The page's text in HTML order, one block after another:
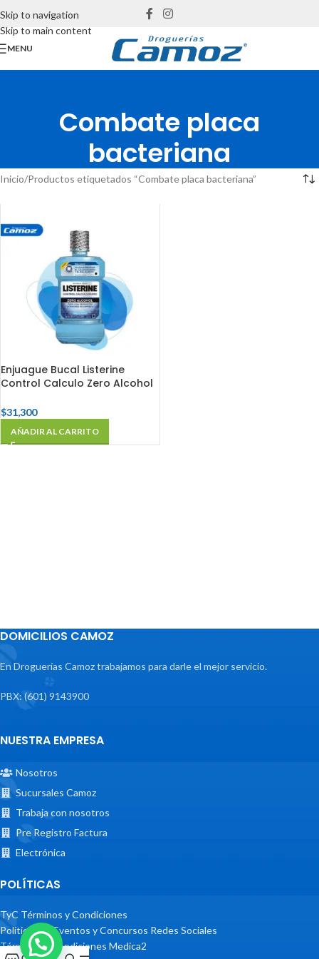
Skip to navigation
Skip to main content
MENU
Combate placa
bacteriana
Inicio Productos etiquetados “Combate placa bacteriana”
Enjuague Bucal Listerine
Control Calculo Zero Alcohol
$31,300
AÑADIR AL CARRITO
DOMICILIOS CAMOZ
En Droguerías Camoz trabajamos para darle el mejor servicio.
PBX: (601) 9143900
NUESTRA EMPRESA
Nosotros
Sucursales Camoz
Trabaja con nosotros
Pre Registro Factura
Electrónica
POLÍTICAS
TyC Términos y Condiciones
Políticas de Eventos y Concursos Redes Sociales
Términos y Condiciones Medica2